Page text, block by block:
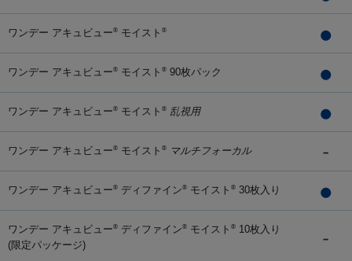
ワンデー アキュビュー® モイスト ®
ワンデー アキュビュー® モイスト ® 90枚パック
ワンデー アキュビュー® モイスト ® 乱視用
ワンデー アキュビュー® モイスト ® マルチフォーカル
ワンデー アキュビュー® ディファイン® モイスト ® 30枚入り
ワンデー アキュビュー® ディファイン® モイスト ® 10枚入り
(限定パッケージ)